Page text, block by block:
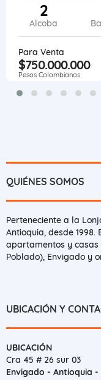
2
Alcoba
Para Venta
$750.000.000
Pesos Colombianos
QUIÉNES SOMOS
Perteneciente a la
Antioquia, desde
apartamentos y casas
Poblado), Envigado y
UBICACIÓN Y
UBICACIÓN
Cra 45 # 26 sur 03
Envigado - Antioquia -